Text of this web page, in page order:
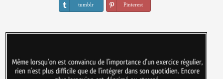
tumblr Pinterest